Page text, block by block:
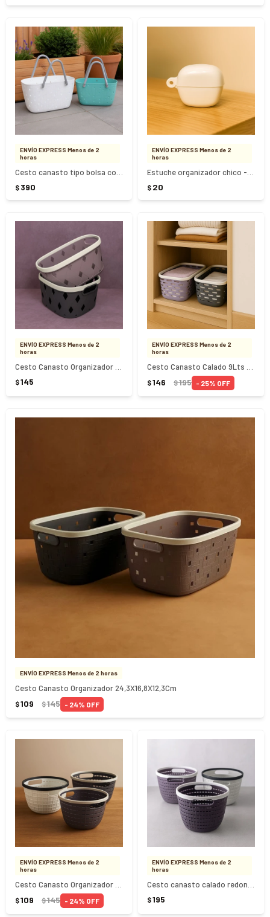
ENVÍO EXPRESS Menos de 2
horas
$ 390
ENVÍO EXPRESS Menos de 2
horas
$ 20
ENVÍO EXPRESS Menos de 2
horas
$145
ENVÍO EXPRESS Menos de 2
horas
$146 $195 25
ENVÍO EXPRESS Menos de 2 horas
Cesto Canasto Organizador 24,3X16,8X12,3Cm
$109 $145 24
ENVÍO EXPRESS Menos de 2
horas
$109 $145 24
ENVÍO EXPRESS Menos de 2
horas
$195